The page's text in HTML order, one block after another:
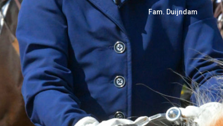
Fam. Duijndam